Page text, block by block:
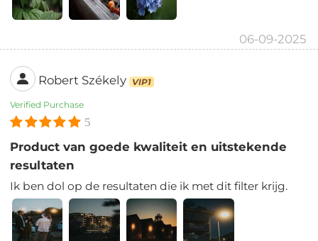
06-09-2025
Robert Székely VIP1
Verified Purchase
5
Product van goede kwaliteit en uitstekende
resultaten
Ik ben dol op de resultaten die ik met dit filter krijg.